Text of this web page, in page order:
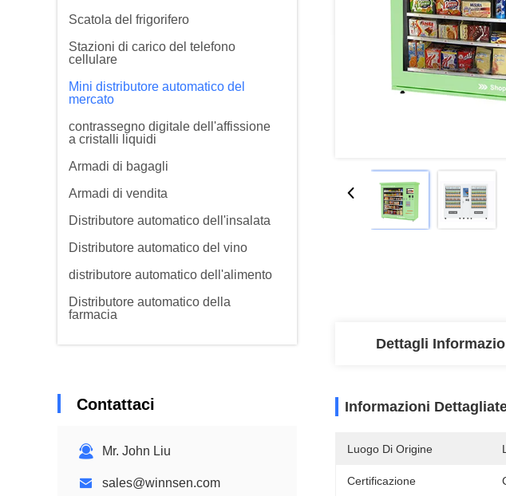
Scatola del frigorifero
Stazioni di carico del telefono
cellulare
Mini distributore automatico del
mercato
contrassegno digitale dell'affissione
a cristalli liquidi
Armadi di bagagli
Armadi di vendita
Distributore automatico dell'insalata
Distributore automatico del vino
distributore automatico dell'alimento
Distributore automatico della
farmacia
Contattaci
Mr. John Liu
sales@winnsen.com
Dettagli
Informazioni
Luogo Di Origine
Certificazione